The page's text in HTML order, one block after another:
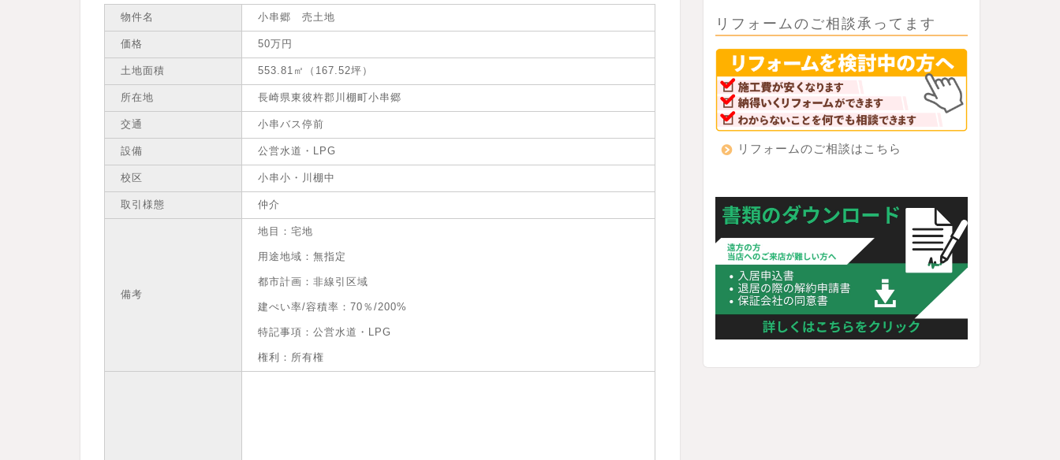
物件名 小串郷 売土地
価格 50万円
土地面積 553.81㎡（167.52坪）
所在地 長崎県東彼杵郡川棚町小串郷
交通 小串バス停前
設備 公営水道・LPG
校区 小串小・川棚中
取引様態 仲介
備考
地目：宅地
用途地域：無指定
都市計画：非線引区域
建ぺい率/容積率：70％/200%
特記事項：公営水道・LPG
権利：所有権
リフォームのご相談承ってます
リフォームのご相談はこちら